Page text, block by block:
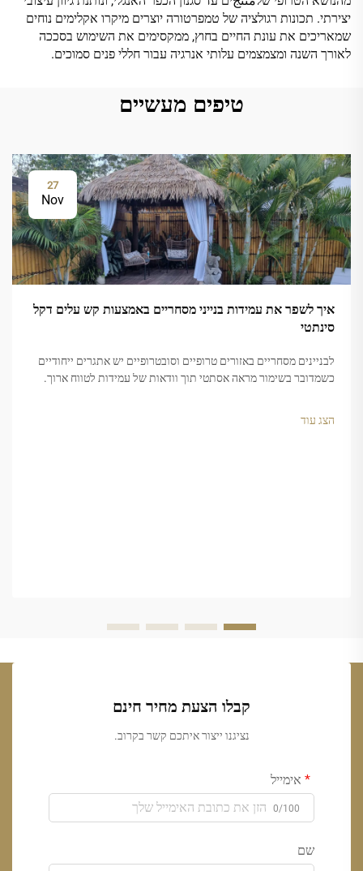
יצירתי. תכונות רגולציה של טמפרטורה יוצרים מיקרו אקלימים נוחים
שמאריכים את עונת החיים בחוץ, ממקסימים את השימוש בסככה
לאורך השנה ומצמצמים עלותי אנרגיה עבור חללי פנים סמוכים.
טיפים מעשיים
27
Nov
איך לשפר את עמידות בנייני מסחריים באמצעות קש עלים דקל
סינתטי
לבניינים מסחריים באזורים טרופיים וסובטרופיים יש אתגרים ייחודיים
כשמדובר בשימור מראה אסתטי תוך וודאות של עמידות לטווח ארוך.
הצג עוד
קבלו הצעת מחיר חינם
נציגנו ייצור איתכם קשר בקרוב.
אימייל
0/100
שם